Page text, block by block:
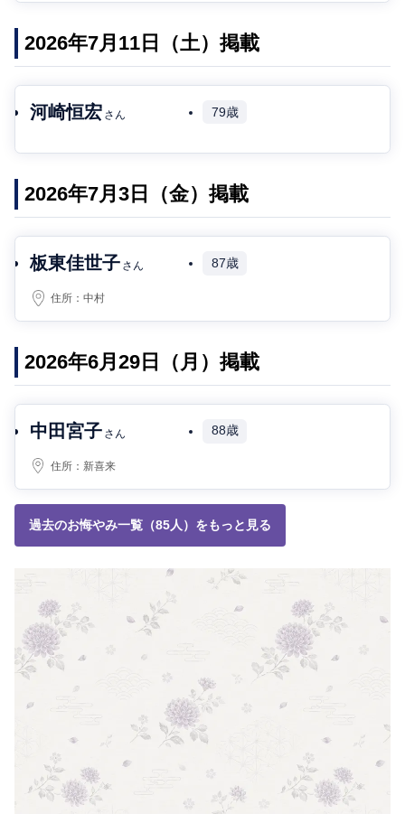
2026年7月11日（土）掲載
河崎恒宏 さん 79歳
2026年7月3日（金）掲載
板東佳世子 さん 87歳
住所：中村
2026年6月29日（月）掲載
中田宮子 さん 88歳
住所： 新喜来
過去のお悔やみ一覧（85人）をもっと見る